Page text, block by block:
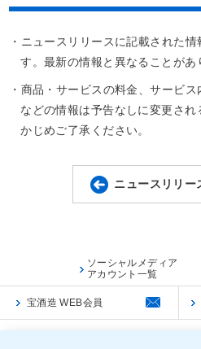
・ニュースリリースに記載された
す。最新の情報と異なることがあ
・商品・サービスの料金、サービ
などの情報は予告なしに変更さ
かじめご了承ください。
ニュースリリー
ソーシャルメディア
アカウント一覧
宝酒造 WEB会員